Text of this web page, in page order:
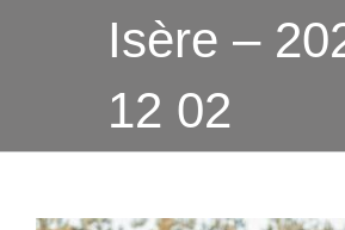
Isère –
12 02